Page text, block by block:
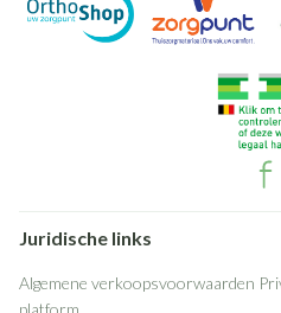
Juridische links
Algemene verkoopsvoorwaarden
platform